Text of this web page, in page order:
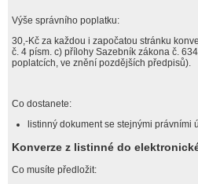
Výše správního poplatku:
30,-Kč za každou i započatou stránku
č. 4 písm. c) přílohy Sazebník zákona č.
poplatcích, ve znění pozdějších předpisů).
Co dostanete:
listinný dokument se stejnými právními
Konverze z listinné do
Co musíte předložit: